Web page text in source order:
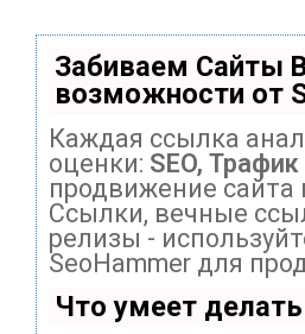
Забиваем Сайты
возможности от
Каждая ссылка
оценки: SEO, Трафик
продвижение
Ссылки, вечные
релизы -
SeoHammer для
Что умеет